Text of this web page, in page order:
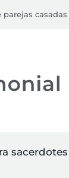
parejas
sacerdotes